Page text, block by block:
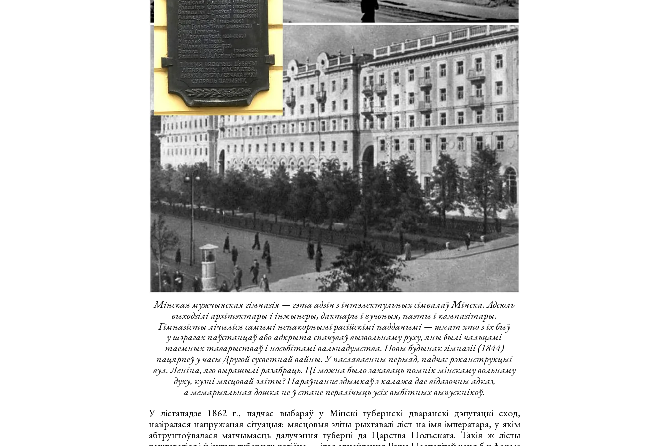
Мінская мужчынская гімназія — гэта адзін з інтэлектульных сімвалаў Мінска. Адсюль
выходзілі архітэктары і інжынеры, дактары і вучоныя, паэты і кампазітары.
Гімназісты лічыліся самымі непакорнымі расійскімі падданымі — шмат хто з іх быў
у шэрагах паўстанцаў або адкрыта спачуваў вызвольнаму руху, яны былі чальцамі
таемных таварыстваў і носьбітамі вальнадумства. Новы будынак гімназіі (1844)
пацярпеў у часы Другой сусветнай вайны. У пасляваенны перыяд, падчас рэканструкцыі
вул. Леніна, яго вырашылі разабраць. Ці можна было захаваць помнік мінскаму вольнаму
духу, кузні мясцовай эліты? Параўнанне здымкаў з калажа дае відавочны адказ,
а мемарыяльная дошка не ў стане пералічыць усіх выбітных выпускнікоў.
У лістападзе 1862 г., падчас выбараў у Мінскі губернскі дваранскі дэпутацкі сход,
назіралася напружаная сітуацыя: мясцовыя эліты рыхтавалі ліст на імя імператара, у якім
абгрунтоўвалася магчымасць далучэння губерні да Царства Польскага. Такія ж лісты